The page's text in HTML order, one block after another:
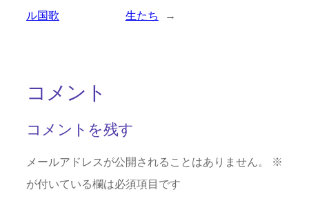
ル国歌
生たち
→
コメント
コメントを残す
メールアドレスが公開されることはありません。
※
が付いている欄は必須項目です